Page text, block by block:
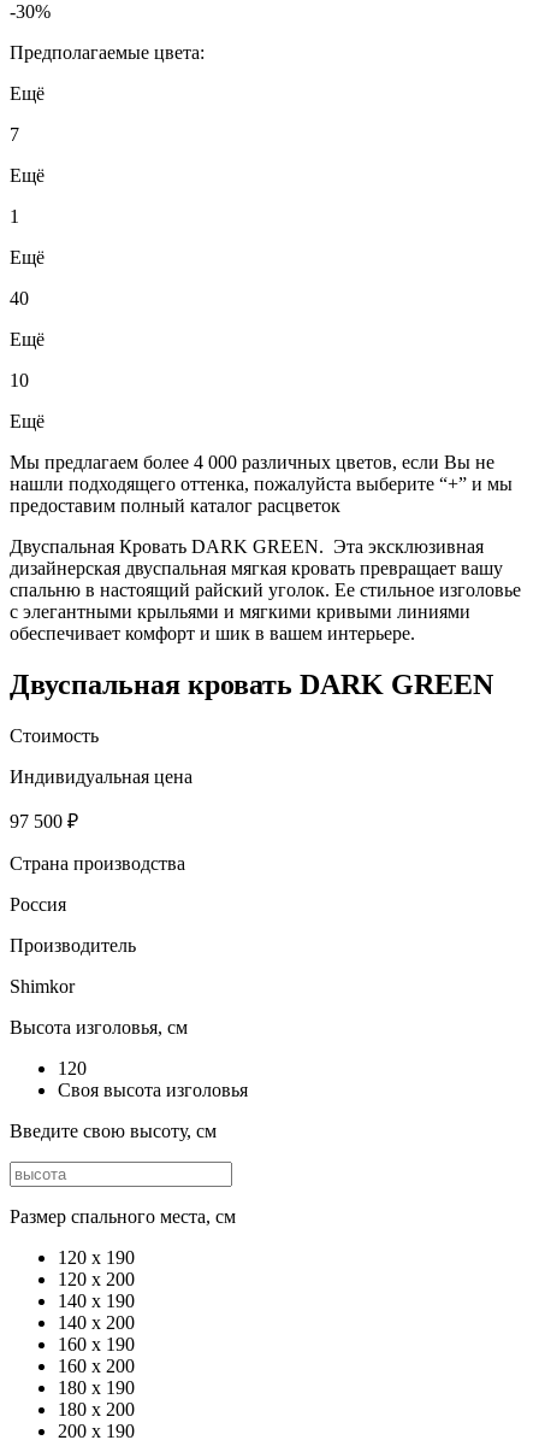
-30%
Предполагаемые цвета:
Ещё
7
Ещё
1
Ещё
40
Ещё
10
Ещё
Мы предлагаем более 4 000 различных цветов, если Вы не
нашли подходящего оттенка, пожалуйста выберите “+” и мы
предоставим полный каталог расцветок
Двуспальная Кровать DARK GREEN. Эта эксклюзивная
дизайнерская двуспальная мягкая кровать превращает вашу
спальню в настоящий райский уголок. Ее стильное изголовье
с элегантными крыльями и мягкими кривыми линиями
обеспечивает комфорт и шик в вашем интерьере.
Двуспальная кровать DARK GREEN
Стоимость
Индивидуальная цена
97 500 ₽
Страна производства
Россия
Производитель
Shimkor
Высота изголовья, см
120
Своя высота изголовья
Введите свою высоту, см
Размер спального места, см
120 х 190
120 x 200
140 x 190
140 x 200
160 x 190
160 x 200
180 x 190
180 x 200
200 x 190